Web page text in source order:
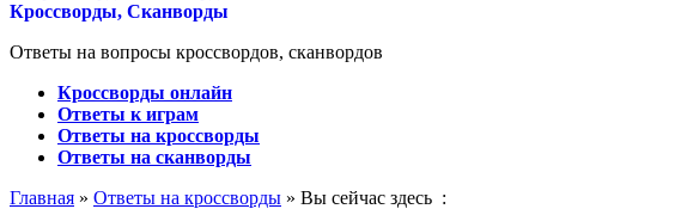
Кроссворды, Сканворды
Ответы на вопросы кроссвордов, сканвордов
Кроссворды онлайн
Ответы к играм
Ответы на кроссворды
Ответы на сканворды
Главная » Ответы на кроссворды » Вы сейчас здесь :